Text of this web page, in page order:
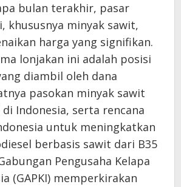
bulan terakhir, pasar
khususnya minyak sawit,
harga yang signifikan.
lonjakan ini adalah posisi
diambil oleh dana
pasokan minyak sawit
di Indonesia, serta rencana
untuk meningkatkan
berbasis sawit dari B35
Pengusaha Kelapa
(GAPKI) memperkirakan